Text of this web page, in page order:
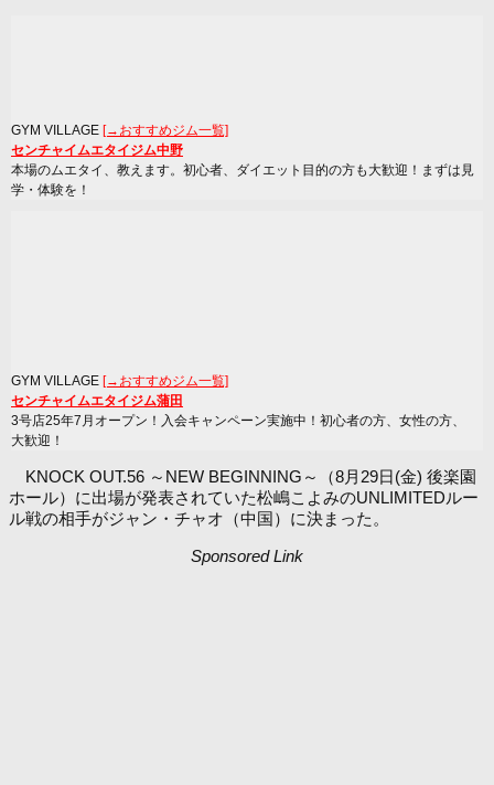
GYM VILLAGE [→おすすめジム一覧]
センチャイムエタイジム中野
本場のムエタイ、教えます。初心者、ダイエット目的の方も大歓迎！まずは見
学・体験を！
GYM VILLAGE [→おすすめジム一覧]
センチャイムエタイジム蒲田
3号店25年7月オープン！入会キャンペーン実施中！初心者の方、女性の方、
大歓迎！
KNOCK OUT.56 ～NEW BEGINNING～（8月29日(金) 後楽園
ホール）に出場が発表されていた松嶋こよみのUNLIMITEDルー
ル戦の相手がジャン・チャオ（中国）に決まった。
Sponsored Link